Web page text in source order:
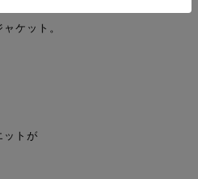
ケット。
ットが